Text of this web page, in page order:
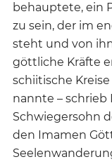
behauptete, ein
zu sein, der im
steht und von
göttliche Kräfte
schiitische
nannte – schrieb
Schwiegersohn
den Imamen